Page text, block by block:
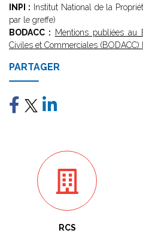
INPI : Institut National de la
par le greffe)
BODACC : Mentions publiées au
Civiles et Commerciales (BODACC)
PARTAGER
RCS